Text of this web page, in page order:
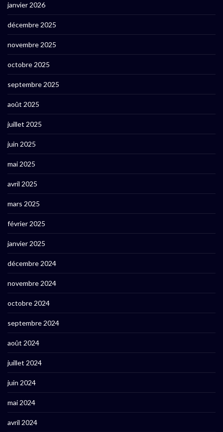
janvier 2026
décembre 2025
novembre 2025
octobre 2025
septembre 2025
août 2025
juillet 2025
juin 2025
mai 2025
avril 2025
mars 2025
février 2025
janvier 2025
décembre 2024
novembre 2024
octobre 2024
septembre 2024
août 2024
juillet 2024
juin 2024
mai 2024
avril 2024